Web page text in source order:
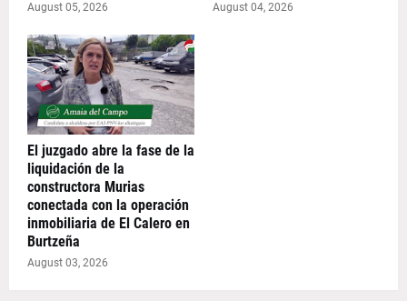
August 05, 2026 August 04, 2026
El juzgado abre la fase de la
liquidación de la
constructora Murias
conectada con la operación
inmobiliaria de El Calero en
Burtzeña
August 03, 2026